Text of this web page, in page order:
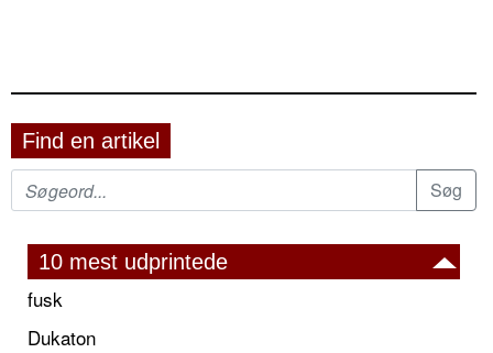
Find en artikel
10 mest udprintede
fusk
Dukaton